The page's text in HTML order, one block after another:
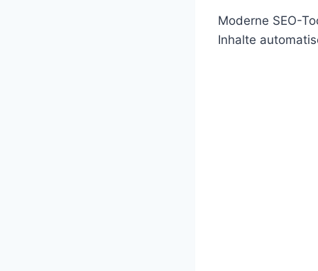
Moderne SEO-
Inhalte